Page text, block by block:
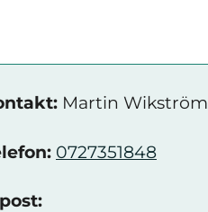
Martin Wikström
0727351848